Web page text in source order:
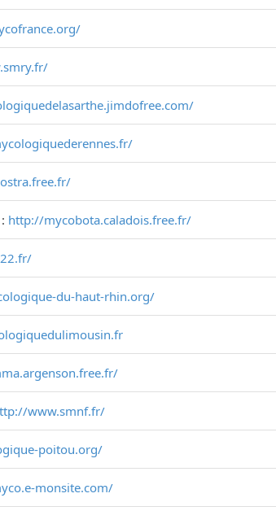
: http://mycobota.caladois.free.fr/
du-haut-rhin.org/
www.smnf.fr/
poitou.org/
monsite.com/